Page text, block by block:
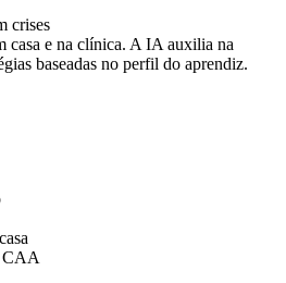
crises
casa e na clínica. A IA auxilia na
baseadas no perfil do aprendiz.
CAA